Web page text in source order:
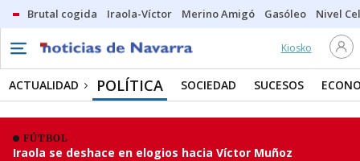
Brutal cogida Iraola-Víctor Merino Amigó Gasóleo Nivel
Kiosko
ACTUALIDAD POLÍTICA SOCIEDAD SUCESOS
FÚTBOL
Iraola se deshace en elogios hacia Víctor Muñoz